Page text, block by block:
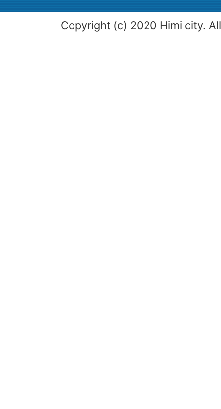
Copyright (c) 2020 Himi city.